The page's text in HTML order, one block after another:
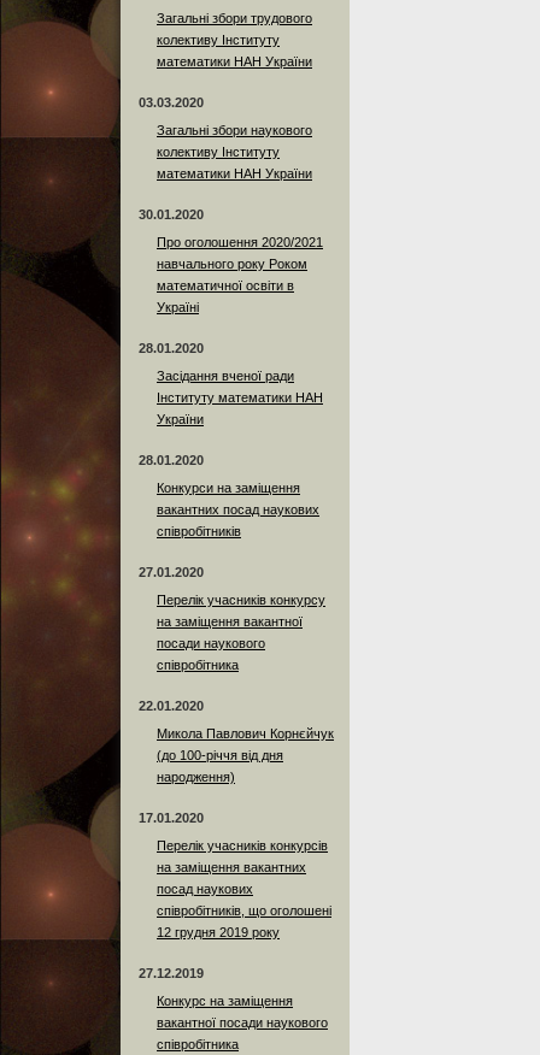
Загальні збори трудового
колективу Інституту
математики НАН України
03.03.2020
Загальні збори наукового
колективу Інституту
математики НАН України
30.01.2020
Про оголошення 2020/2021
навчального року Роком
математичної освіти в
Україні
28.01.2020
Засідання вченої ради
Інституту математики НАН
України
28.01.2020
Конкурси на заміщення
вакантних посад наукових
співробітників
27.01.2020
Перелік учасників конкурсу
на заміщення вакантної
посади наукового
співробітника
22.01.2020
Микола Павлович Корнєйчук
(до 100-річчя від дня
народження)
17.01.2020
Перелік учасників конкурсів
на заміщення вакантних
посад наукових
співробітників, що оголошені
12 грудня 2019 року
27.12.2019
Конкурс на заміщення
вакантної посади наукового
співробітника